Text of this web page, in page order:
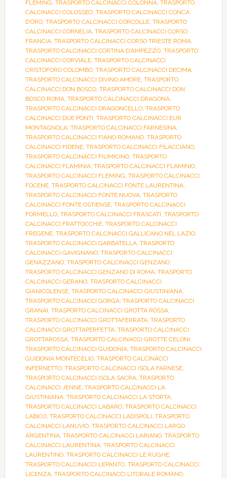
FLEMING, TRASPORTO CALCINACCI COLONNA, TRASPORTO
CALCINACCI COLOSSEO, TRASPORTO CALCINACCI CONCA
D’ORO, TRASPORTO CALCINACCI CORCOLLE, TRASPORTO
CALCINACCI CORNELIA, TRASPORTO CALCINACCI CORSO
FRANCIA, TRASPORTO CALCINACCI CORSO TRIESTE ROMA,
TRASPORTO CALCINACCI CORTINA D'AMPEZZO, TRASPORTO
CALCINACCI CORVIALE, TRASPORTO CALCINACCI
CRISTOFORO COLOMBO, TRASPORTO CALCINACCI DECIMA,
TRASPORTO CALCINACCI DIVINO AMORE, TRASPORTO
CALCINACCI DON BOSCO, TRASPORTO CALCINACCI DON
BOSCO ROMA, TRASPORTO CALCINACCI DRAGONA,
TRASPORTO CALCINACCI DRAGONCELLO, TRASPORTO
CALCINACCI DUE PONTI, TRASPORTO CALCINACCI EUR
MONTAGNOLA, TRASPORTO CALCINACCI FARNESINA,
TRASPORTO CALCINACCI FIANO ROMANO, TRASPORTO
CALCINACCI FIDENE, TRASPORTO CALCINACCI FILACCIANO,
TRASPORTO CALCINACCI FIUMICINO, TRASPORTO
CALCINACCI FLAMINIA, TRASPORTO CALCINACCI FLAMINIO,
TRASPORTO CALCINACCI FLEMING, TRASPORTO CALCINACCI
FOCENE, TRASPORTO CALCINACCI FONTE LAURENTINA,
TRASPORTO CALCINACCI FONTE NUOVA, TRASPORTO
CALCINACCI FONTE OSTIENSE, TRASPORTO CALCINACCI
FORMELLO, TRASPORTO CALCINACCI FRASCATI, TRASPORTO
CALCINACCI FRATTOCCHIE, TRASPORTO CALCINACCI
FREGENE, TRASPORTO CALCINACCI GALLICANO NEL LAZIO,
TRASPORTO CALCINACCI GARBATELLA, TRASPORTO
CALCINACCI GAVIGNANO, TRASPORTO CALCINACCI
GENAZZANO, TRASPORTO CALCINACCI GENZANO,
TRASPORTO CALCINACCI GENZANO DI ROMA, TRASPORTO
CALCINACCI GERANO, TRASPORTO CALCINACCI
GIANICOLENSE, TRASPORTO CALCINACCI GIUSTINIANA,
TRASPORTO CALCINACCI GORGA, TRASPORTO CALCINACCI
GRANAI, TRASPORTO CALCINACCI GROTTA ROSSA,
TRASPORTO CALCINACCI GROTTAFERRATA, TRASPORTO
CALCINACCI GROTTAPERFETTA, TRASPORTO CALCINACCI
GROTTAROSSA, TRASPORTO CALCINACCI GROTTE CELONI,
TRASPORTO CALCINACCI GUIDONIA, TRASPORTO CALCINACCI
GUIDONIA MONTECELIO, TRASPORTO CALCINACCI
INFERNETTO, TRASPORTO CALCINACCI ISOLA FARNESE,
TRASPORTO CALCINACCI ISOLA SACRA, TRASPORTO
CALCINACCI JENNE, TRASPORTO CALCINACCI LA
GIUSTINIANA, TRASPORTO CALCINACCI LA STORTA,
TRASPORTO CALCINACCI LABARO, TRASPORTO CALCINACCI
LABICO, TRASPORTO CALCINACCI LADISPOLI, TRASPORTO
CALCINACCI LANUVIO, TRASPORTO CALCINACCI LARGO
ARGENTINA, TRASPORTO CALCINACCI LARIANO, TRASPORTO
CALCINACCI LAURENTINA, TRASPORTO CALCINACCI
LAURENTINO, TRASPORTO CALCINACCI LE RUGHE,
TRASPORTO CALCINACCI LEPANTO, TRASPORTO CALCINACCI
LICENZA, TRASPORTO CALCINACCI LITORALE ROMANO,